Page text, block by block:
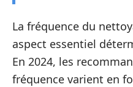
La fréquence du
aspect essentiel
En 2024, les
fréquence varient en